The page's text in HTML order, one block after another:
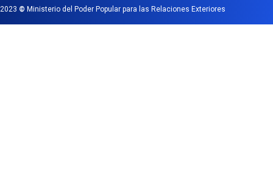
2023 © Ministerio del Poder Popular para las Relaciones Exteriores